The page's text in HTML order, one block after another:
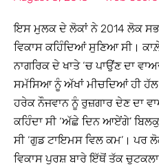
ਇਸ ਮੁਲਕ ਦੇ ਲੋਕਾਂ ਨੇ 2014 ਲੋਕ
ਵਿਕਾਸ ਕਹਿੰਦਿਆਂ ਸੁਣਿਆ ਸੀ।
ਨਾਗਰਿਕ ਦੇ ਖਾਤੇ ‘ਚ ਪਾਉਂਣ ਦਾ
ਸਮੱਸਿਆ ਨੂੰ ਅੱਖਾਂ ਮੀਚਦਿਆਂ ਹੀ
ਹਰੇਕ ਨੌਜਵਾਨ ਨੂੰ ਰੁਜ਼ਗਾਰ ਦੇਣ ਦਾ
ਕਹਿੰਦਾ ਸੀ ‘ਅੱਛੇ ਦਿਨ ਆਏਂਗੇ’
ਸੀ ‘ਗੁਡ ਟਾਇਮਸ ਵਿਲ ਕਮ’। ਪਰ
ਵਿਕਾਸ ਪੁਰਸ਼ ਬਾਰੇ ਇੱਥੋਂ ਤੱਕ ਚੁਟਕਲਾ